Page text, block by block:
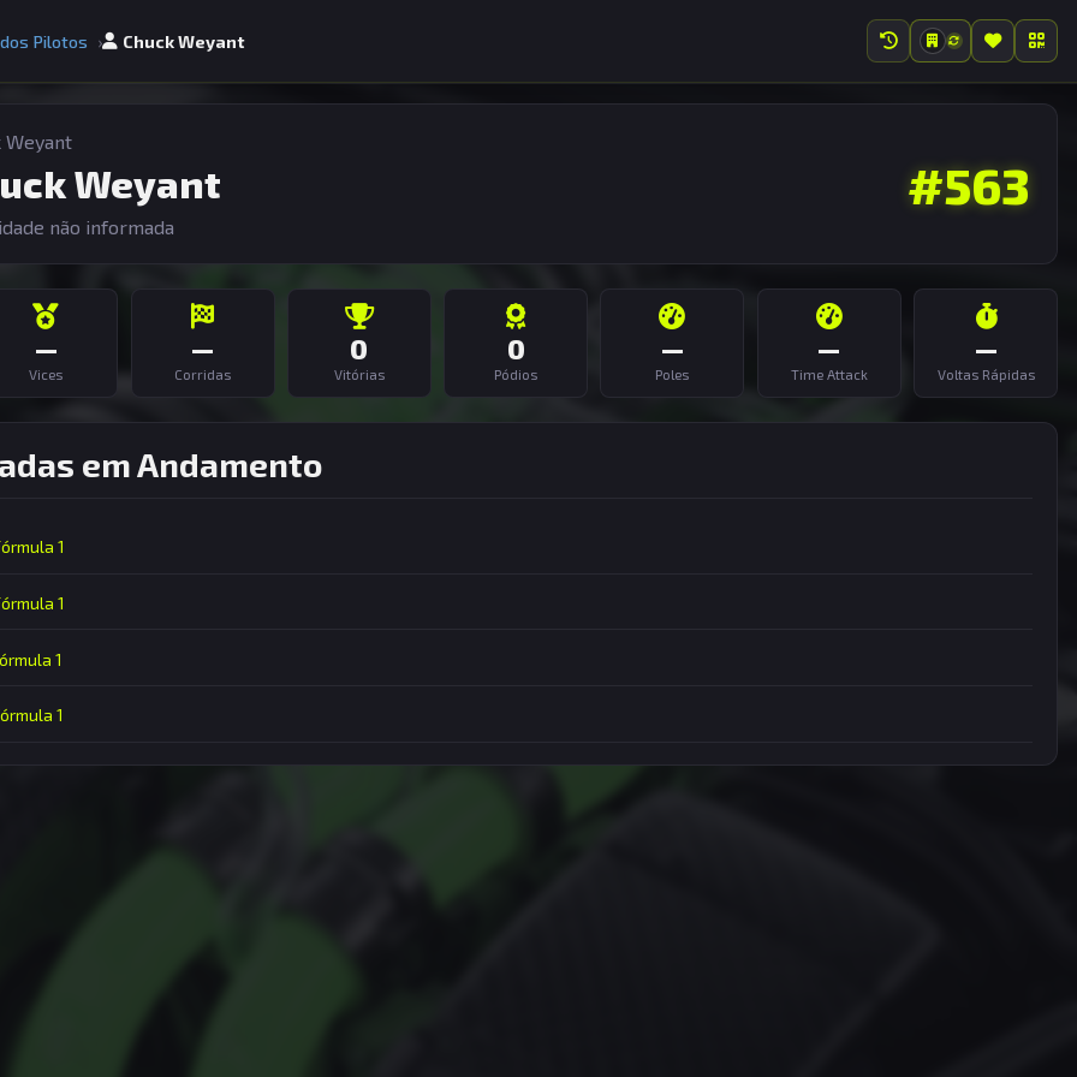
Pilotos Chuck Weyant
Weyant
Weyant
não informada
#563
—
Vices
—
Corridas
0
Vitórias
0
Pódios
—
Poles
—
Time Attack
—
Voltas Rápidas
em Andamento
1
1
1
1